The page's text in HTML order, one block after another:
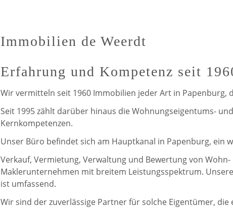
Immobilien de Weerdt
Erfahrung und Kompetenz seit
Wir vermitteln seit 1960 Immobilien jeder Art in Papenburg,
Seit 1995 zählt darüber hinaus die Wohnungseigentums-
Kernkompetenzen.
Unser Büro befindet sich am Hauptkanal in Papenburg, ein
Verkauf, Vermietung, Verwaltung und Bewertung von
Maklerunternehmen mit breitem Leistungsspektrum.
ist umfassend.
Wir sind der zuverlässige Partner für solche Eigentümer, die